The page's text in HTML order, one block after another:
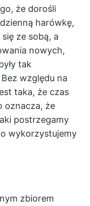
że dorośli
harówkę,
ze sobą, a
nowych,
tak
względu na
taka, że czas
oznacza, że
postrzegamy
wykorzystujemy
zbiorem